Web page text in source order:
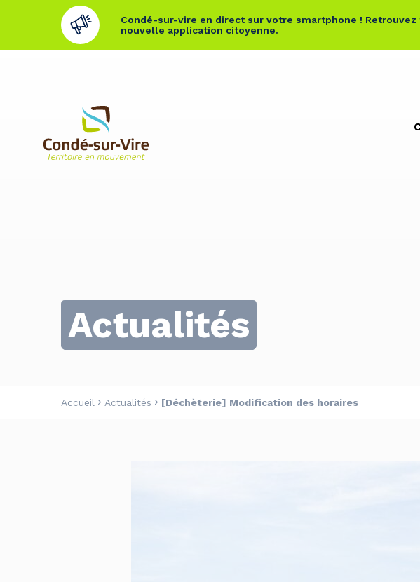
Condé-sur-vire en direct sur votre smartphone !
nouvelle application citoyenne.
Actualités
Accueil Actualités [Déchèterie] Modification des horaires